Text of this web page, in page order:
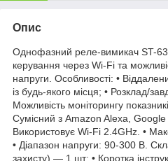
Опис
Однофазний реле-вимикач ST-63
керування через Wi-Fi та
напруги. Особливості: •
із будь-якого місця; • Розклад/
Можливість моніторингу
Сумісний з Amazon Alexa,
Використовує Wi-Fi 2.4GHz. •
• Діапазон напруги: 90-300 В.
захисту) — 1 шт; • Коротка